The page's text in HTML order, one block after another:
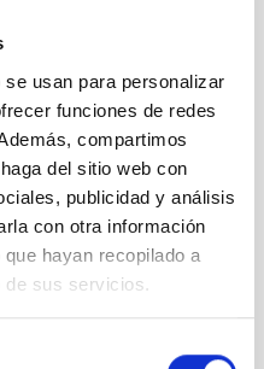
usan para personalizar
funciones de redes
compartimos
del sitio web con
publicidad y análisis
con otra información
hayan recopilado a
de sus servicios.